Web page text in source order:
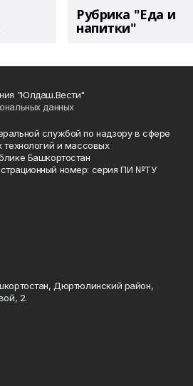
Рубрика "Еда и
напитки"
"Юлдаш.Вести"
данных
службой по надзору в сфере
технологий и массовых
Башкортостан
номер: серия ПИ №ТУ
Дюртюлинский район,
2.